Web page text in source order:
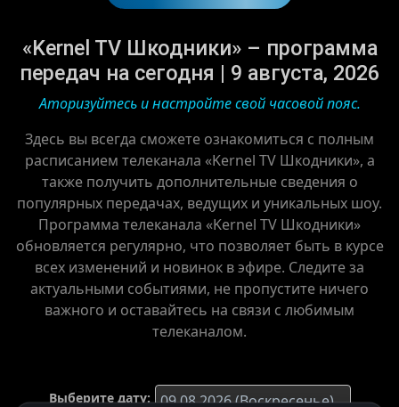
«Kernel TV Шкодники» – программа
передач на сегодня | 9 августа, 2026
Аторизуйтесь и настройте свой часовой пояс.
Здесь вы всегда сможете ознакомиться с полным
расписанием телеканала «Kernel TV Шкодники», а
также получить дополнительные сведения о
популярных передачах, ведущих и уникальных шоу.
Программа телеканала «Kernel TV Шкодники»
обновляется регулярно, что позволяет быть в курсе
всех изменений и новинок в эфире. Следите за
актуальными событиями, не пропустите ничего
важного и оставайтесь на связи с любимым
телеканалом.
Выберите дату: